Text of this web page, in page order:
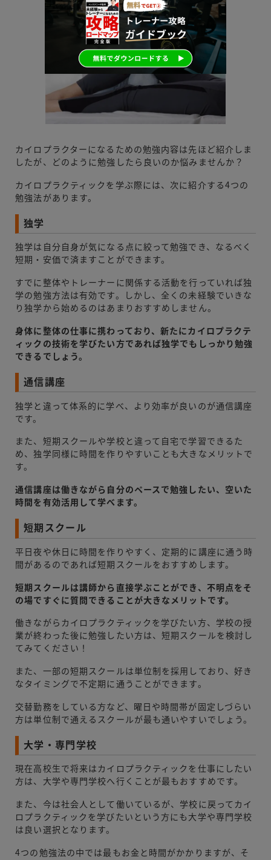
カイロプラクターになるための勉強内容は先ほど紹介しま
したが、どのように勉強したら良いのか悩みませんか？
カイロプラクティックを学ぶ際には、次に紹介する4つの
勉強法があります。
独学
独学は自分自身が気になる点に絞って勉強でき、なるべく
短期・安価で済ますことができます。
すでに整体やトレーナーに関係する活動を行っていれば独
学の勉強方法は有効です。しかし、全くの未経験でいきな
り独学から始めるのはあまりおすすめしません。
身体に整体の仕事に携わっており、新たにカイロプラクテ
ィックの技術を学びたい方であれば独学でもしっかり勉強
できるでしょう。
通信講座
独学と違って体系的に学べ、より効率が良いのが通信講座
です。
また、短期スクールや学校と違って自宅で学習できるた
め、独学同様に時間を作りやすいことも大きなメリットで
す。
通信講座は働きながら自分のペースで勉強したい、空いた
時間を有効活用して学べます。
短期スクール
平日夜や休日に時間を作りやすく、定期的に講座に通う時
間があるのであれば短期スクールをおすすめします。
短期スクールは講師から直接学ぶことができ、不明点をそ
の場ですぐに質問できることが大きなメリットです。
働きながらカイロプラクティックを学びたい方、学校の授
業が終わった後に勉強したい方は、短期スクールを検討し
てみてください！
また、一部の短期スクールは単位制を採用しており、好き
なタイミングで不定期に通うことができます。
交替勤務をしている方など、曜日や時間帯が固定しづらい
方は単位制で通えるスクールが最も通いやすいでしょう。
大学・専門学校
現在高校生で将来はカイロプラクティックを仕事にしたい
方は、大学や専門学校へ行くことが最もおすすめです。
また、今は社会人として働いているが、学校に戻ってカイ
ロプラクティックを学びたいという方にも大学や専門学校
は良い選択となります。
4つの勉強法の中では最もお金と時間がかかりますが、そ